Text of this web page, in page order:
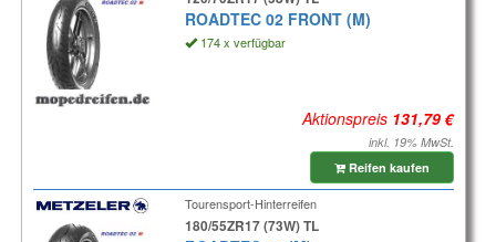
ROADTEC 02 FRONT (M)
174 x verfügbar
Aktionspreis
inkl. 19% MwSt.
Reifen kaufen
Tourensport-Hinterreifen
180/55ZR17 (73W) TL